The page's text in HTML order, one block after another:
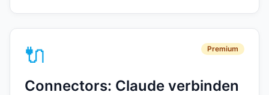
🔌 Premium
Connectors: Claude verbinden